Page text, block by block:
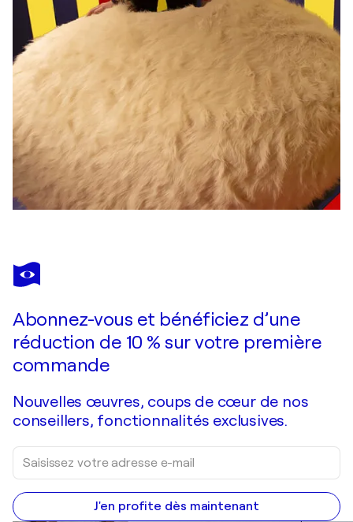
Abonnez-vous et bénéficiez d’une
réduction de 10 % sur votre première
commande
Nouvelles œuvres, coups de cœur de nos
conseillers, fonctionnalités exclusives.
J'en profite dès maintenant